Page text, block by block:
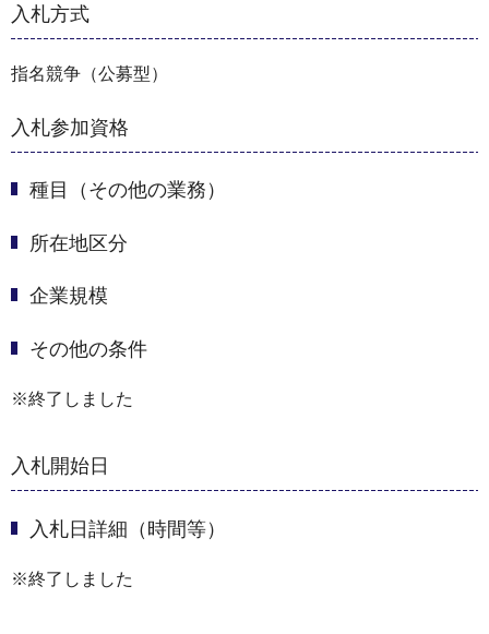
入札方式
指名競争（公募型）
入札参加資格
種目（その他の業務）
所在地区分
企業規模
その他の条件
※終了しました
入札開始日
入札日詳細（時間等）
※終了しました